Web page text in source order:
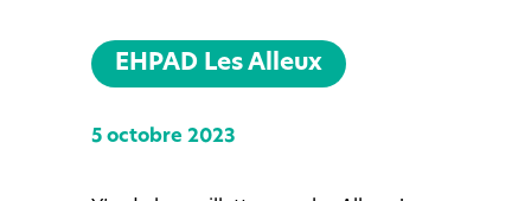
EHPAD Les Alleux
5 octobre 2023